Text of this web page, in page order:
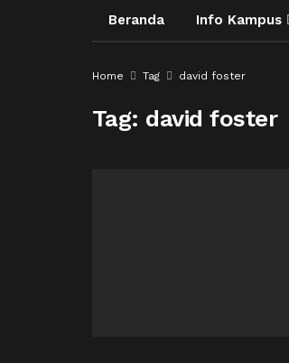
Beranda Info Kampus
Home Tag david foster
Tag: david foster